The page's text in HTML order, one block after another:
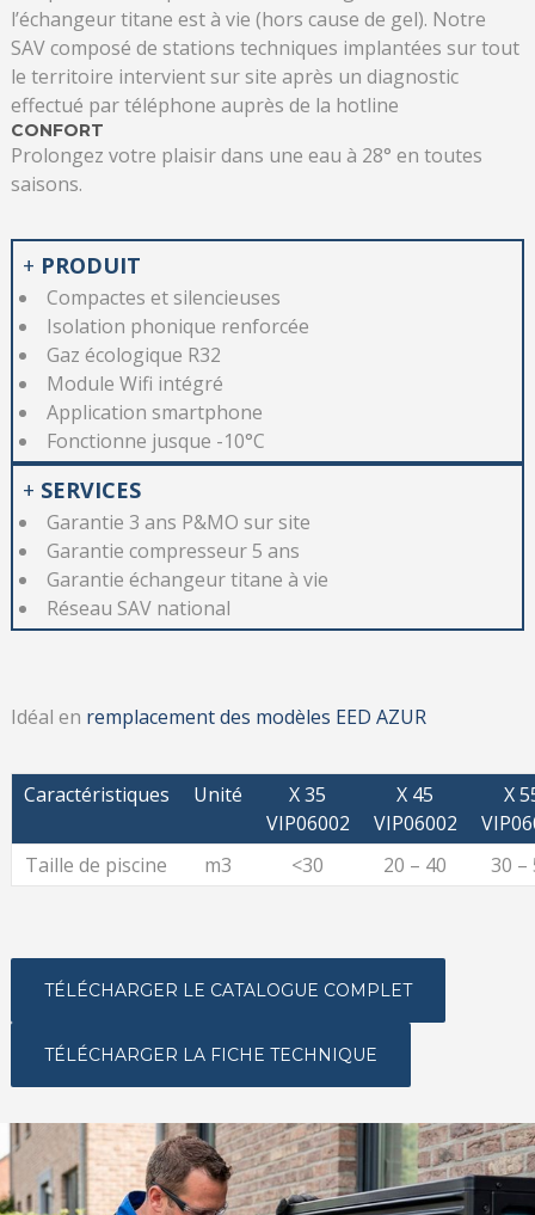
l’échangeur titane est à vie (hors cause de gel). Notre
SAV composé de stations techniques implantées sur tout
le territoire intervient sur site après un diagnostic
effectué par téléphone auprès de la hotline
CONFORT
Prolongez votre plaisir dans une eau à 28° en toutes
saisons.
+ PRODUIT
Compactes et silencieuses
Isolation phonique renforcée
Gaz écologique R32
Module Wifi intégré
Application smartphone
Fonctionne jusque -10°C
+ SERVICES
Garantie 3 ans P&MO sur site
Garantie compresseur 5 ans
Garantie échangeur titane à vie
Réseau SAV national
Idéal en remplacement des modèles EED AZUR
Caractéristiques Unité
X 35
VIP06002
X 45
VIP06002
X
Taille de piscine
m3 <30 20 – 40 30 –
TÉLÉCHARGER LE CATALOGUE COMPLET
TÉLÉCHARGER LA FICHE TECHNIQUE
mars 26, 2026